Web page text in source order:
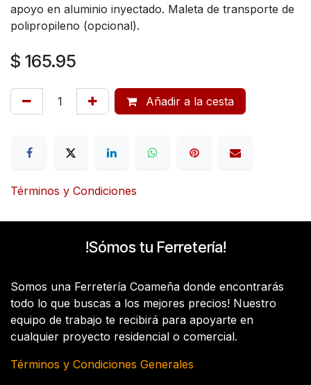
apoyo en aluminio inyectado. Maleta de transporte de
polipropileno (opcional).
$ 165.95
Añadir a la cesta
Términos y Condiciones
!Sómos tu Ferretería!
Somos una Ferretería Coameña donde encontrarás
todo lo que buscas a los mejores precios! Nuestro
equipo de trabajo te recibirá para apoyarte en
cualquier proyecto residencial o comercial.
Términos y Condiciones Generales